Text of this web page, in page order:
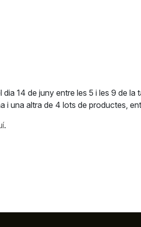
dia 14 de juny entre les 5 i les 9 de
i una altra de 4 lots de productes,
.